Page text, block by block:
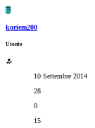
K
koriem200
Utente
10 Settembre 2014
28
0
15